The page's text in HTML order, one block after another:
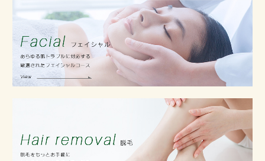
店舗情報
About us
ご予約について
Contact
新着情報
Information
サイトのご利用について
About site